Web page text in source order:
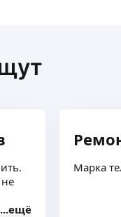
ещё
Марка